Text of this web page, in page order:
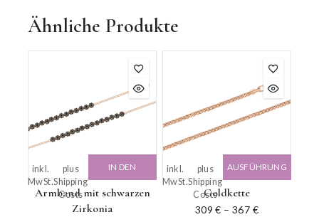
Ähnliche Produkte
Armband mit schwarzen
Zirkonia
inkl.
MwSt.
plus
Shipping
Costs
IN DEN
Goldkette
309€ –367 €
inkl.
MwSt.
plus
Shipping
Costs
AUSFÜHRUNG